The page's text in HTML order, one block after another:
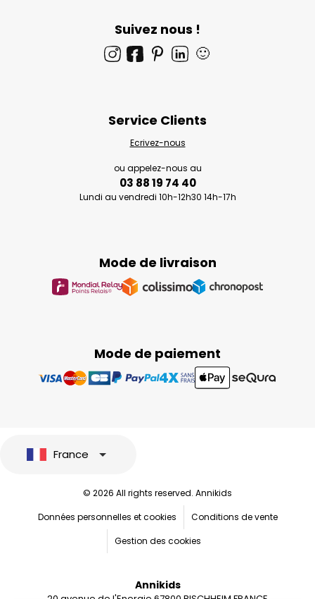
Suivez nous !
🙂
Mode de paiement
Mode de livraison
Service Clients
Ecrivez-nous
ou appelez-nous au
03 88 19 74 40
Lundi au vendredi 10h-12h30 14h-17h
France
© 2026 All rights reserved. Annikids
Données personnelles et cookies
Conditions de vente
Gestion des cookies
Annikids